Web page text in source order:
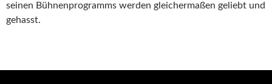
seinen Bühnenprogramms werden gleichermaßen geliebt und
gehasst.